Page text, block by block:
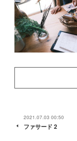
2021.07.03 00:50
ファサード 2